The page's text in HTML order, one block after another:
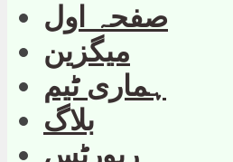
صفحہ اول
میگزین
ہماری ٹیم
بلاگ
رپورٹس